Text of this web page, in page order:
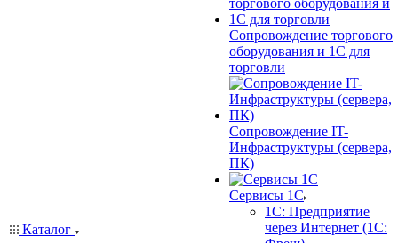
Каталог
Сопровождение торгового
оборудования и 1С для
торговли
Сопровождение IT-
Инфраструктуры (сервера,
ПК)
Сервисы 1С
1С: Предприятие
через Интернет (1С: